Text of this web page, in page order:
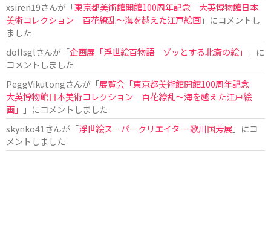
xsiren19さんが「東京都美術館開館100周年記念 大英博物館日本
美術コレクション 百花繚乱～海を越えた江戸絵画」にコメントし
ました
dollsglさんが「企画展「浮世絵百物語 ゾッとする北斎の絵」
」に
コメントしました
PeggVikutongさんが「展覧会「東京都美術館開館100周年記念
大英博物館日本美術コレクション 百花繚乱〜海を越えた江戸絵
画」
」にコメントしました
skynko41 さんが「浮世絵スーパークリエイター 歌川国芳展 」にコ
メントしました